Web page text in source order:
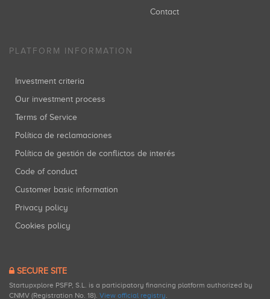
Contact
PLATFORM INFORMATION
Investment criteria
Our investment process
Terms of Service
Política de reclamaciones
Política de gestión de conflictos de interés
Code of conduct
Customer basic information
Privacy policy
Cookies policy
SECURE SITE
Startupxplore PSFP, S.L. is a participatory financing platform authorized by
CNMV (Registration No. 18). View official registry.